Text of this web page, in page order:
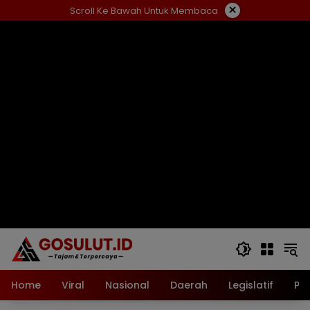
ke
Scroll Ke Bawah Untuk Membaca ×
Home Viral Nasional Daerah Legislatif